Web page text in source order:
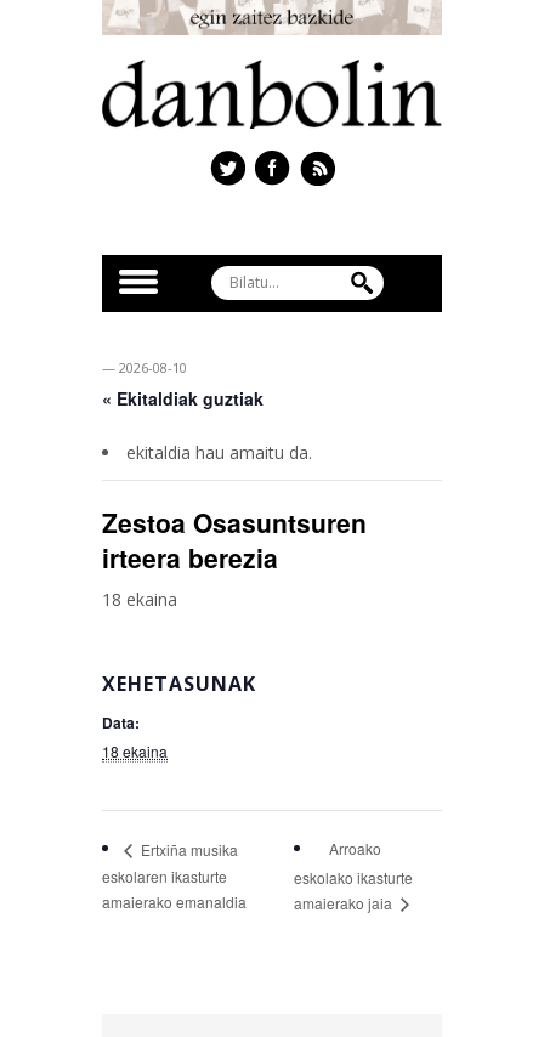
— 2026-08-10
« Ekitaldiak guztiak
ekitaldia hau amaitu da.
Zestoa Osasuntsuren
irteera berezia
18 ekaina
XEHETASUNAK
Data:
18 ekaina
Ertxiña musika
eskolaren ikasturte
amaierako emanaldia
Arroako
eskolako ikasturte
amaierako jaia